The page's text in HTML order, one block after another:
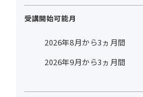
受講開始可能月
2026年8月から3ヵ月間
2026年9月から3ヵ月間